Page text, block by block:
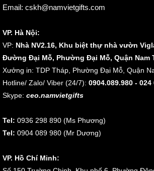
Email: cskh@namvietgifts.com
VP. Hà Nội:
VP: Nhà NV2.16, Khu biệt thự nhà vườn
Đường Đại Mỗ, Phường Đại Mỗ, Quận Nam
Xưởng in: TDP Tháp, Phường Đại Mỗ, Quận
Hotline/ Zalo/ Viber (24/7): 0904.089.980 - 024
Skype: ceo.namvietgifts
Tel: 0936 298 890 (Ms Phương)
Tel: 0904 089 980 (Mr Dương)
VP. Hồ Chí Minh: